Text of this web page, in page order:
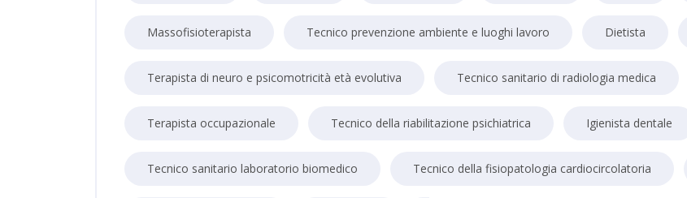
Massofisioterapista Tecnico prevenzione ambiente e luoghi lavoro Dietista
Terapista di neuro e psicomotricità età evolutiva Tecnico sanitario di radiologia medica
Terapista occupazionale Tecnico della riabilitazione psichiatrica Igienista dentale
Tecnico sanitario laboratorio biomedico Tecnico della fisiopatologia cardiocircolatoria